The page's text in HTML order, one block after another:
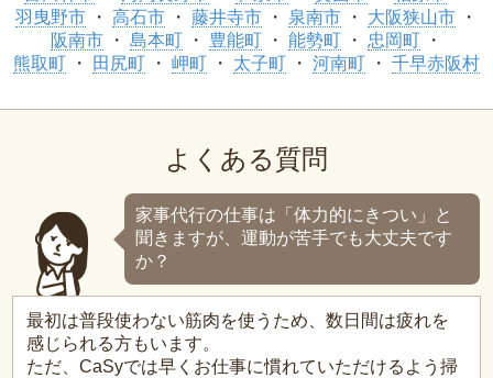
羽曳野市
高石市 藤井寺市 泉南市
大阪狭山市
阪南市
島本町 豊能町 能勢町
忠岡町
熊取町
田尻町 岬町 太子町 河南町 千早赤阪村
よくある質問
家事代行の仕事は「体力的にきつい」と
聞きますが、運動が苦手でも大丈夫です
か？
最初は普段使わない筋肉を使うため、数日間は疲れを
感じられる方もいます。
ただ、CaSyでは早くお仕事に慣れていただけるよう掃